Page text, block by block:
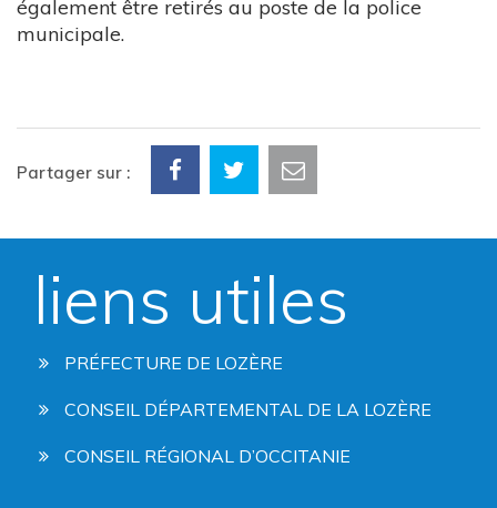
également être retirés au poste de la police
municipale.
Partager sur :
liens utiles
PRÉFECTURE DE LOZÈRE
CONSEIL DÉPARTEMENTAL DE LA LOZÈRE
CONSEIL RÉGIONAL D’OCCITANIE